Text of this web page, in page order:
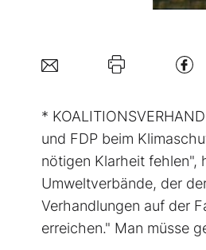
*
und FDP beim
nötigen Klarheit fehlen",
Umweltverbände, der
Verhandlungen auf der
erreichen." Man müsse